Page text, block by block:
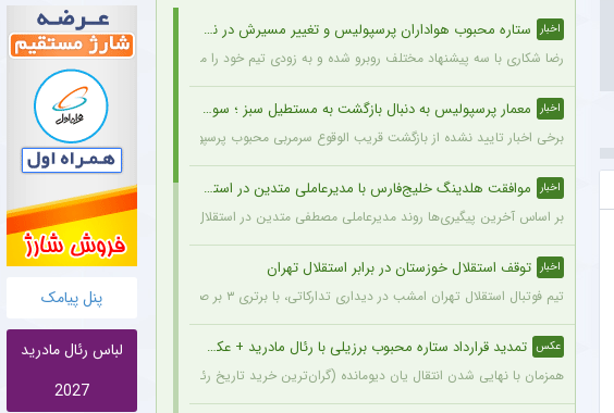
پنل پیامک
لباس رئال مادرید
2027
اخبار ستاره محبوب هواداران پرسپولیس و تغییر مسیرش در نقل‌وانتقالات
رضا شکاری با سه پیشنهاد مختلف روبرو شده و به زودی تیم خود را معرفی خواهد کرد.
اخبار معمار پرسپولیس به دنبال بازگشت به مستطیل سبز ؛ سورپرایز بزرگ در راه است ؟ + جزئیات
برخی اخبار تایید نشده از بازگشت قریب الوقوع سرمربی محبوب پرسپولیسی‌ها به دنیای فوتبال خبر می‌دهد.
اخبار موافقت هلدینگ خلیج‌فارس با مدیرعاملی متدین در استقلال
بر اساس آخرین پیگیری‌ها روند مدیرعاملی مصطفی متدین در استقلال به طور کامل طی شده و هلدینگ
اخبار توقف استقلال خوزستان در برابر استقلال تهران
تیم فوتبال استقلال تهران امشب در دیداری تدارکاتی، با برتری ۳ بر صفر برابر استقلال خوزستان، با دبل سعید سحرخیزان و گل یاسر آسانی پیروز شد.
عکس تمدید قرارداد ستاره محبوب برزیلی با رئال مادرید + عکس
همزمان با نهایی شدن انتقال یان دیومانده (گران‌ترین خرید تاریخ رئال مادرید)، تمدید قرارداد وینیسیوس جونیور تا ۲۰۳۲